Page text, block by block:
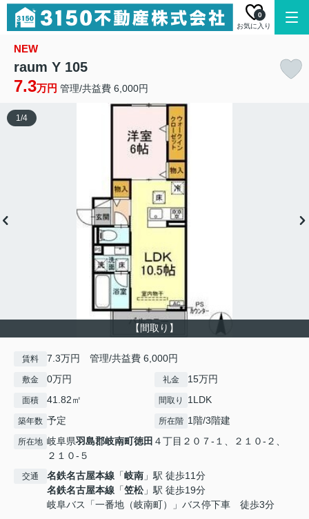
お気に入り
0
NEW
raum Y 105
7.3万円 管理/共益費 6,000円
【間取り】
1/4
賃料 7.3万円 管理/共益費 6,000円
敷金 0万円 礼金 15万円
面積 41.82㎡ 間取り 1LDK
築年数 予定 所在階 1階/3階建
所在地 岐阜県羽島郡岐南町徳田 ４丁目２０７-１、２１０-２、
２１０-５
交通 名鉄名古屋本線 「岐南 」駅 徒歩11分
名鉄名古屋本線 「笠松」駅 徒歩19分
岐阜バス「一番地（岐南町）」バス停下車 徒歩3分